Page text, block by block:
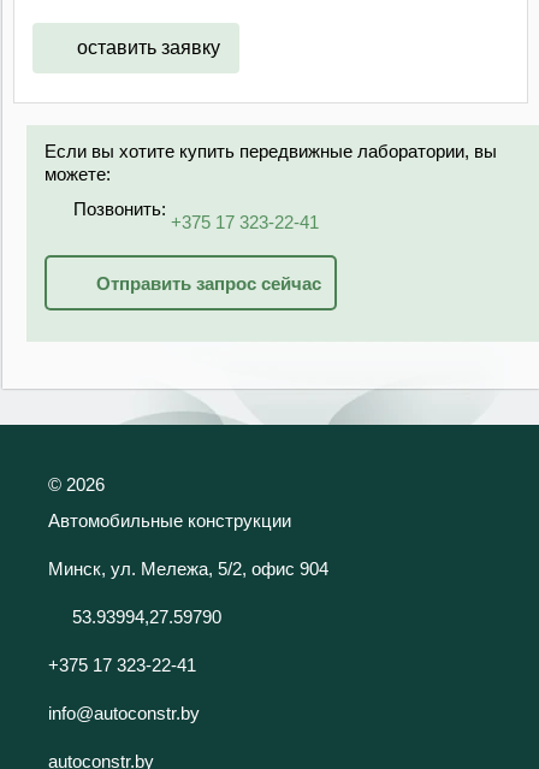
оставить заявку
Если вы хотите купить передвижные лаборатории, вы
можете:
Позвонить:
+375 17 323-22-41
Отправить запрос сейчас
© 2026
Автомобильные конструкции
Минск, ул. Мележа, 5/2, офис 904
53.93994,27.59790
+375 17 323-22-41
info@autoconstr.by
autoconstr.by